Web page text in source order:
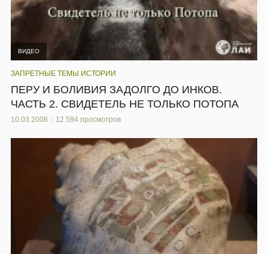
ВИДЕО
ЗАПРЕТНЫЕ ТЕМЫ ИСТОРИИ
ПЕРУ И БОЛИВИЯ ЗАДОЛГО ДО ИНКОВ.
ЧАСТЬ 2. СВИДЕТЕЛЬ НЕ ТОЛЬКО ПОТОПА
10.03.2008 12 594 просмотров